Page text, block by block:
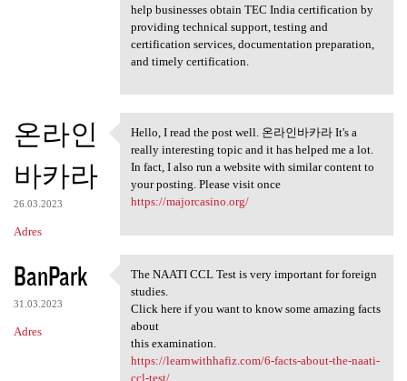
help businesses obtain TEC India certification by
providing technical support, testing and
certification services, documentation preparation,
and timely certification.
온라인
바카라
26.03.2023
Adres
Hello, I read the post well.
Hello, I read the post well. 온라인바카라 It's a
really interesting topic and it has helped me a lot.
In fact, I also run a website with similar content to
your posting. Please visit once
https://majorcasino.org/
BanPark
31.03.2023
Adres
The NAATI CCL Test is very
The NAATI CCL Test is very important for foreign
studies.
Click here if you want to know some amazing facts
about
this examination.
https://learnwithhafiz.com/6-facts-about-the-naati-
ccl-test/